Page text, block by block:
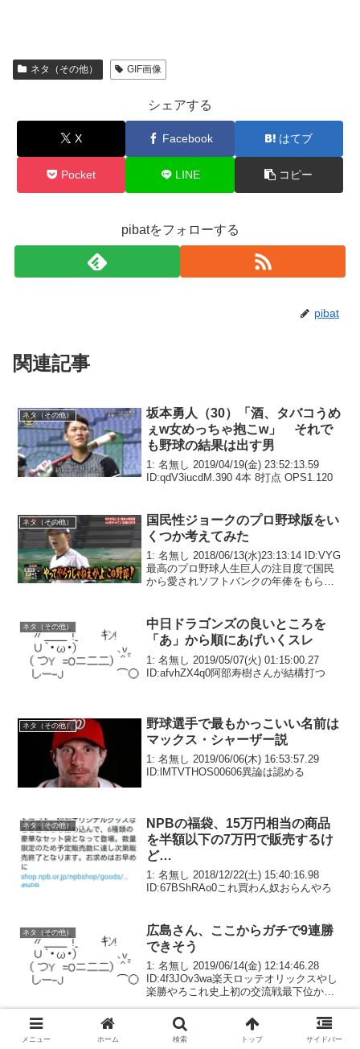
ネタ（その他） GIF画像
シェアする
X Facebook はてブ
Pocket LINE コピー
pibatをフォローする
pibat
関連記事
ネタ（その他）
坂本勇人（30）「酒、タバコうめ
ぇw女めっちゃ抱こw」 それで
も野球の結果は出す男
1: 名無し 2019/04/19(金) 23:52:13.59
ID:qdV3iucdM.390 4本 8打点 OPS1.120
ネタ（その他）
国民性ジョークのプロ野球版をい
くつか考えてみた
1: 名無し 2018/06/13(水)23:13:14 ID:VYG
最高のプロ野球人生巨人の注目度で国民
から愛されソフトバンクの年俸をもらい
フトバンクの選手層に埋もれ...
ネタ（その他）
中日ドラゴンズの良いところを
「あ」から順にあげいくスレ
1: 名無し 2019/05/07(火) 01:15:00.27
ID:afvhZX4q0阿部寿樹さんが結構打つ
ネタ（その他）
野球選手で最もかっこいい名前は
マックス・シャーザー説
1: 名無し 2019/06/06(木) 16:53:57.29
ID:lMTVTHOS00606異論は認める
ネタ（その他）
NPBの福袋、15万円相当の商品
を半額以下の7万円で販売するけ
ど…
1: 名無し 2018/12/22(土) 15:40:16.98
ID:67BShRAo0これ買わん奴おらんやろ
ネタ（その他）
広島さん、ここからガチで9連勝
できそう
1: 名無し 2019/06/14(金) 12:14:46.28
ID:4f3JOv3wa楽天ロッテオリックスやし
楽勝やろこれ史上初の交流戦最下位から
の優勝待ったなし！
メニュー ホーム 検索 トップ サイドバー